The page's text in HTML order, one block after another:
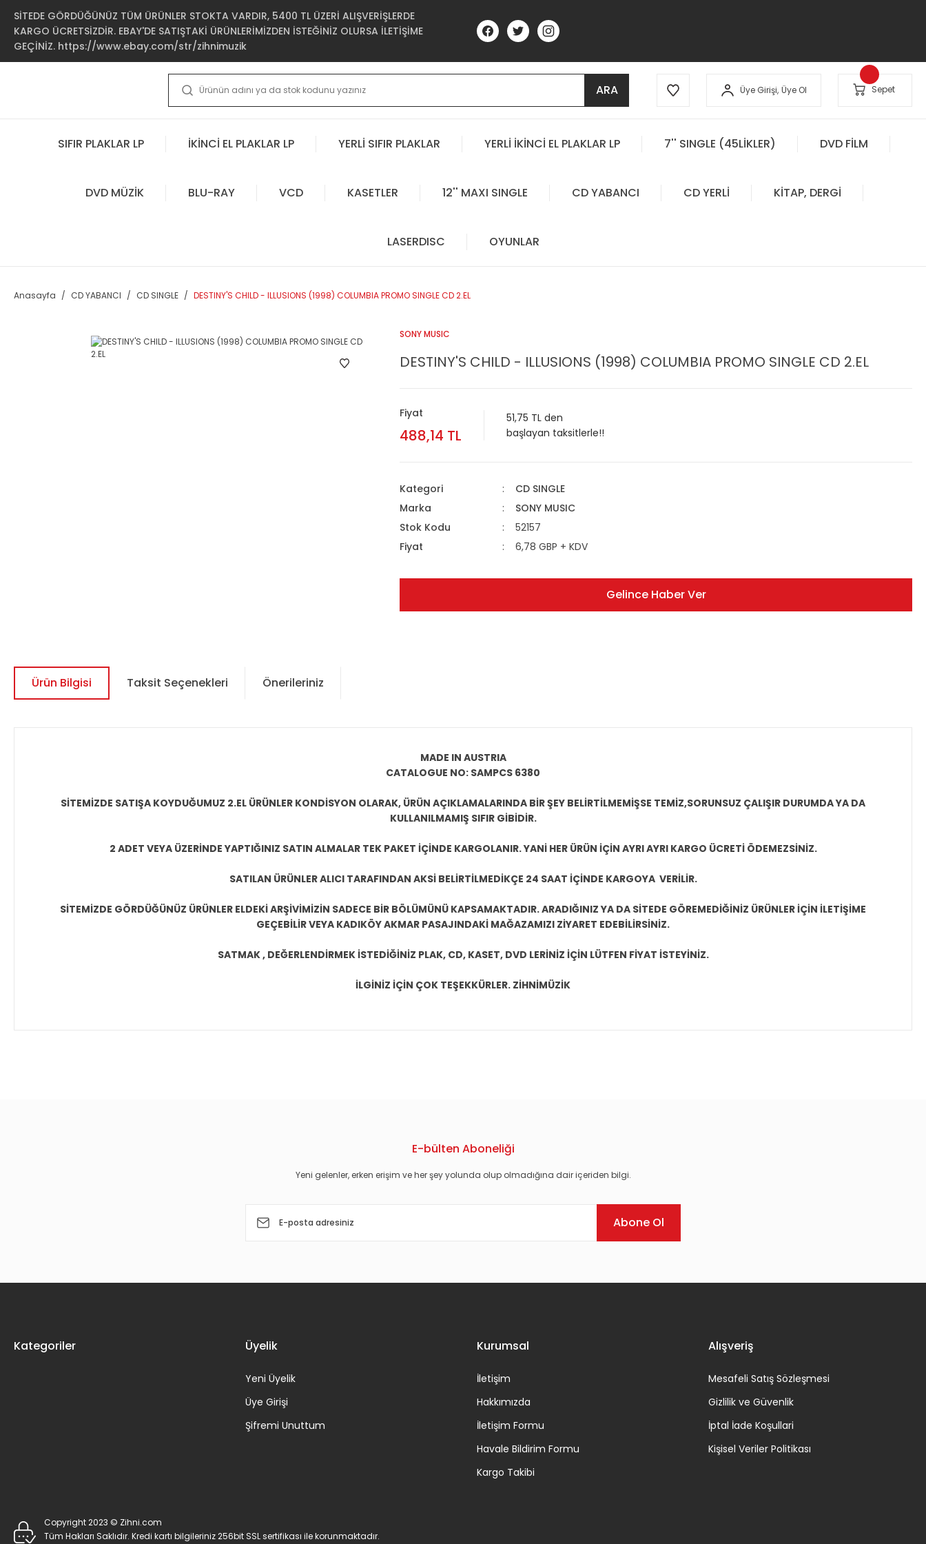
SİTEDE GÖRDÜĞÜNÜZ TÜM ÜRÜNLER STOKTA VARDIR, 5400 TL ÜZERİ ALIŞVERİŞLERDE
KARGO ÜCRETSİZDİR. EBAY'DE SATIŞTAKİ ÜRÜNLERİMİZDEN İSTEĞİNİZ OLURSA İLETİŞİME
GEÇİNİZ. https://www.ebay.com/str/zihnimuzik
ARA Üye Girişi, Üye Ol Sepet
SIFIR PLAKLAR LP İKİNCİ EL PLAKLAR LP YERLİ SIFIR PLAKLAR YERLİ İKİNCİ EL PLAKLAR LP 7'' SINGLE (45LİKLER) DVD FİLM
DVD MÜZİK BLU-RAY VCD KASETLER 12'' MAXI SINGLE CD YABANCI CD YERLİ KİTAP, DERGİ
LASERDISC OYUNLAR
Anasayfa CD YABANCI CD SINGLE DESTINY'S CHILD - ILLUSIONS (1998) COLUMBIA PROMO SINGLE CD 2.EL
SONY MUSIC
DESTINY'S CHILD - ILLUSIONS (1998) COLUMBIA PROMO SINGLE CD 2.EL
Fiyat
488,14 TL
51,75 TL den
başlayan taksitlerle!!
Kategori
CD SINGLE
Marka
SONY MUSIC
Stok Kodu
52157
Fiyat
6,78 GBP + KDV
Gelince Haber Ver
Ürün Bilgisi Taksit Seçenekleri Önerileriniz
MADE IN AUSTRIA
CATALOGUE NO: SAMPCS 6380
SİTEMİZDE SATIŞA KOYDUĞUMUZ 2.EL ÜRÜNLER KONDİSYON OLARAK, ÜRÜN AÇIKLAMALARINDA BİR ŞEY BELİRTİLMEMİŞSE TEMİZ,SORUNSUZ ÇALIŞIR DURUMDA YA DA
KULLANILMAMIŞ SIFIR GİBİDİR.
2 ADET VEYA ÜZERİNDE YAPTIĞINIZ SATIN ALMALAR TEK PAKET İÇİNDE KARGOLANIR. YANİ HER ÜRÜN İÇİN AYRI AYRI KARGO ÜCRETİ ÖDEMEZSİNİZ.
SATILAN ÜRÜNLER ALICI TARAFINDAN AKSİ BELİRTİLMEDİKÇE 24 SAAT İÇİNDE KARGOYA VERİLİR.
SİTEMİZDE GÖRDÜĞÜNÜZ ÜRÜNLER ELDEKİ ARŞİVİMİZİN SADECE BİR BÖLÜMÜNÜ KAPSAMAKTADIR. ARADIĞINIZ YA DA SİTEDE GÖREMEDİĞİNİZ ÜRÜNLER İÇİN İLETİŞİME
GEÇEBİLİR VEYA KADIKÖY AKMAR PASAJINDAKİ MAĞAZAMIZI ZİYARET EDEBİLİRSİNİZ.
SATMAK , DEĞERLENDİRMEK İSTEDİĞİNİZ PLAK, CD, KASET, DVD LERİNİZ İÇİN LÜTFEN FİYAT İSTEYİNİZ.
İLGİNİZ İÇİN ÇOK TEŞEKKÜRLER. ZİHNİMÜZİK
E-bülten Aboneliği
Yeni gelenler, erken erişim ve her şey yolunda olup olmadığına dair içeriden bilgi.
Abone Ol
Kategoriler Üyelik
Yeni Üyelik
Üye Girişi
Şifremi Unuttum
Kurumsal
İletişim
Hakkımızda
İletişim Formu
Havale Bildirim Formu
Kargo Takibi
Alışveriş
Mesafeli Satış Sözleşmesi
Gizlilik ve Güvenlik
İptal İade Koşullari
Kişisel Veriler Politikası
Copyright 2023 © Zihni.com
Tüm Hakları Saklıdır. Kredi kartı bilgileriniz 256bit SSL sertifikası ile korunmaktadır.